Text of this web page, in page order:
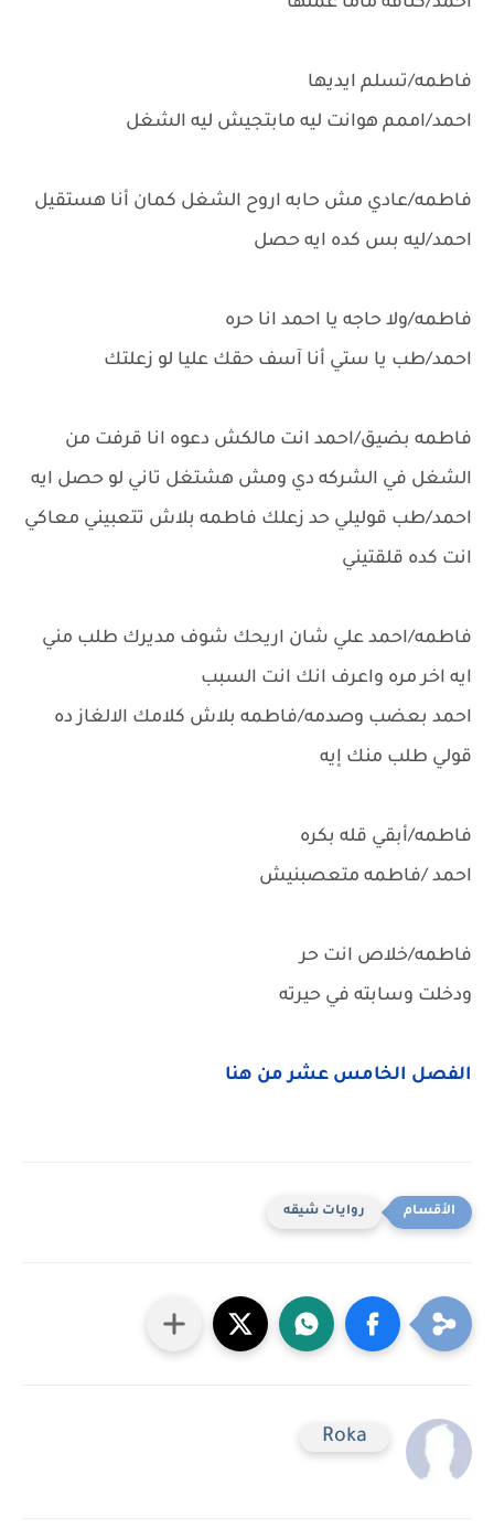
فاطمه/تسلم ايديها
احمد/اممم هوانت ليه مابتجيش ليه الشغل
فاطمه/عادي مش حابه اروح الشغل كمان أنا هستقيل
احمد/ليه بس كده ايه حصل
فاطمه/ولا حاجه يا احمد انا حره
احمد/طب يا ستي أنا آسف حقك عليا لو زعلتك
فاطمه بضيق/احمد انت مالكش دعوه انا قرفت من
الشغل في الشركه دي ومش هشتغل تاني لو حصل ايه
احمد/طب قوليلي حد زعلك فاطمه بلاش تتعبيني معاكي
انت كده قلقتيني
فاطمه/احمد علي شان اريحك شوف مديرك طلب مني
ايه اخر مره واعرف انك انت السبب
احمد بعضب وصدمه/فاطمه بلاش كلامك الالغاز ده
قولي طلب منك إيه
فاطمه/أبقي قله بكره
احمد /فاطمه متعصبنيش
فاطمه/خلاص انت حر
ودخلت وسابته في حيرته
الفصل الخامس عشر من هنا
روايات شيقه
Roka